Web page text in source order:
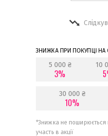
ЗНИЖКА ПРИ ПОКУПЦІ НА
5 000 ₴
3%
10
30 000 ₴
10%
*Знижка не поширюється
участь в акції